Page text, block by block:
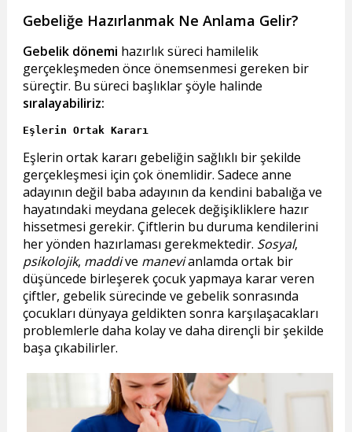
Gebeliğe Hazırlanmak Ne Anlama Gelir?
Gebelik dönemi hazırlık süreci hamilelik
gerçekleşmeden önce önemsenmesi gereken bir
süreçtir. Bu süreci başlıklar şöyle halinde
sıralayabiliriz:
Eşlerin Ortak Kararı
Eşlerin ortak kararı gebeliğin sağlıklı bir şekilde
gerçekleşmesi için çok önemlidir. Sadece anne
adayının değil baba adayının da kendini babalığa ve
hayatındaki meydana gelecek değişikliklere hazır
hissetmesi gerekir. Çiftlerin bu duruma kendilerini
her yönden hazırlaması gerekmektedir. Sosyal,
psikolojik, maddive manevianlamda ortak bir
düşüncede birleşerek çocuk yapmaya karar veren
çiftler, gebelik sürecinde ve gebelik sonrasında
çocukları dünyaya geldikten sonra karşılaşacakları
problemlerle daha kolay ve daha dirençli bir şekilde
başa çıkabilirler.